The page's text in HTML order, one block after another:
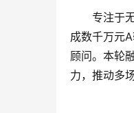
专注于
成数千万元
顾问。本轮
力，推动多